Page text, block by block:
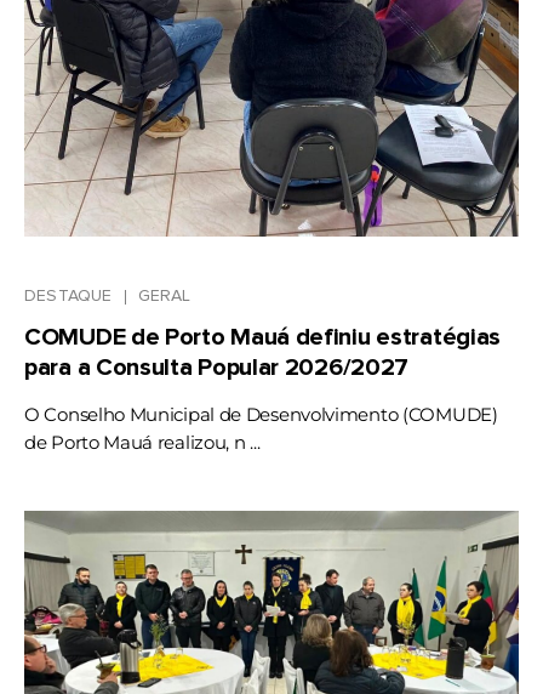
DESTAQUE GERAL
COMUDE de Porto Mauá definiu estratégias
para a Consulta Popular 2026/2027
O Conselho Municipal de Desenvolvimento (COMUDE)
de Porto Mauá realizou, n ...